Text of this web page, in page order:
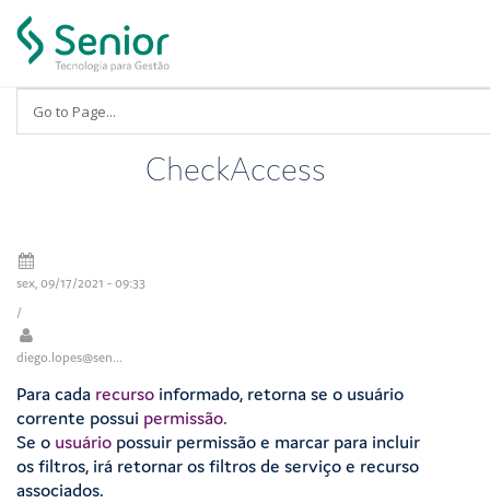
Pular para o conteúdo principal
CheckAccess
sex, 09/17/2021 - 09:33
/
diego.lopes@sen...
Para cada recurso informado, retorna se o usuário
corrente possui permissão.
Se o usuário possuir permissão e marcar para incluir
os filtros, irá retornar os filtros de serviço e recurso
associados.